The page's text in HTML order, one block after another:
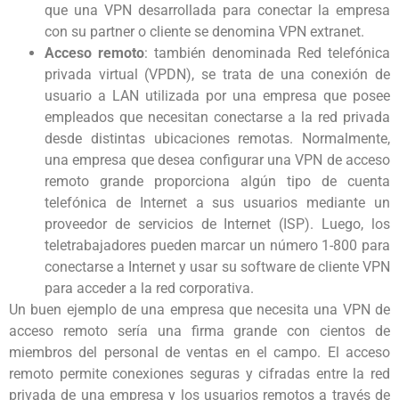
que una VPN desarrollada para conectar la empresa
con su partner o cliente se denomina VPN extranet.
Acceso remoto: también denominada Red telefónica
privada virtual (VPDN), se trata de una conexión de
usuario a LAN utilizada por una empresa que posee
empleados que necesitan conectarse a la red privada
desde distintas ubicaciones remotas. Normalmente,
una empresa que desea configurar una VPN de acceso
remoto grande proporciona algún tipo de cuenta
telefónica de Internet a sus usuarios mediante un
proveedor de servicios de Internet (ISP). Luego, los
teletrabajadores pueden marcar un número 1-800 para
conectarse a Internet y usar su software de cliente VPN
para acceder a la red corporativa.
Un buen ejemplo de una empresa que necesita una VPN de
acceso remoto sería una firma grande con cientos de
miembros del personal de ventas en el campo. El acceso
remoto permite conexiones seguras y cifradas entre la red
privada de una empresa y los usuarios remotos a través de